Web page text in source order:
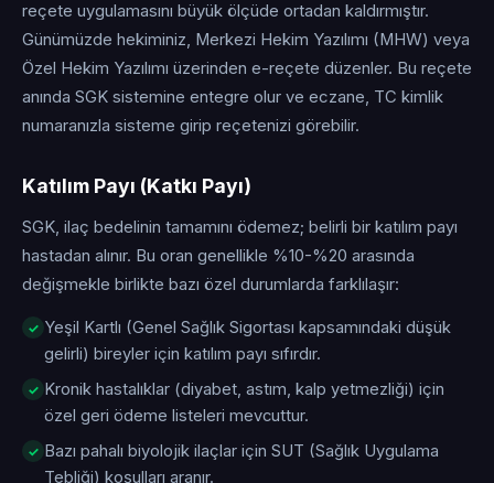
reçete uygulamasını büyük ölçüde ortadan kaldırmıştır.
Günümüzde hekiminiz, Merkezi Hekim Yazılımı (MHW) veya
Özel Hekim Yazılımı üzerinden e-reçete düzenler. Bu reçete
anında SGK sistemine entegre olur ve eczane, TC kimlik
numaranızla sisteme girip reçetenizi görebilir.
Katılım Payı (Katkı Payı)
SGK, ilaç bedelinin tamamını ödemez; belirli bir katılım payı
hastadan alınır. Bu oran genellikle %10-%20 arasında
değişmekle birlikte bazı özel durumlarda farklılaşır:
Yeşil Kartlı (Genel Sağlık Sigortası kapsamındaki düşük
gelirli) bireyler için katılım payı sıfırdır.
Kronik hastalıklar (diyabet, astım, kalp yetmezliği) için
özel geri ödeme listeleri mevcuttur.
Bazı pahalı biyolojik ilaçlar için SUT (Sağlık Uygulama
Tebliği) koşulları aranır.